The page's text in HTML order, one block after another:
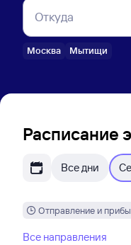
Откуда
Москва Мытищи
Расписание
Все дни
Отправление и
Все направления